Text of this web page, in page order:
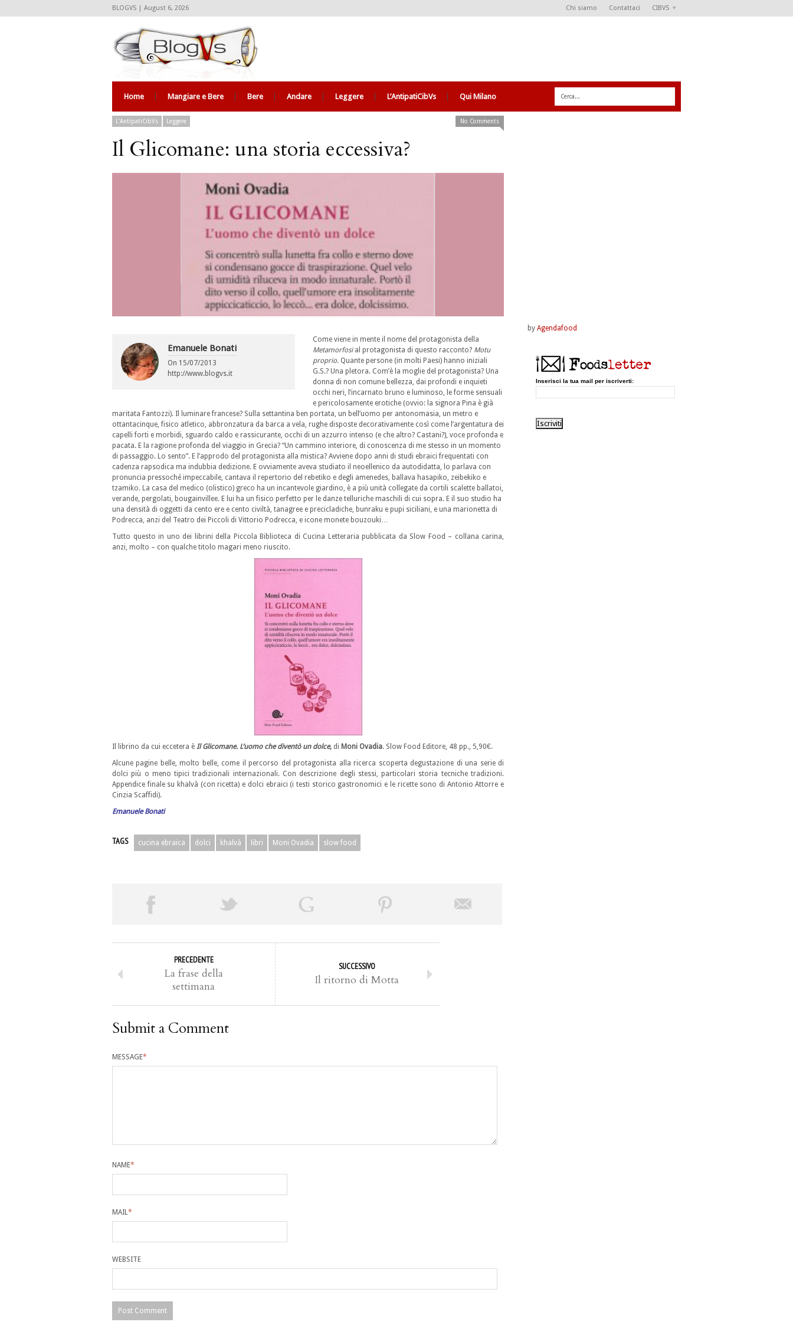
BLOGVS | August 6, 2026 Chi siamo Contattaci CIBVS
Home Mangiare e Bere Bere Andare Leggere L’AntipatiCibVs Qui Milano
L'AntipatiCibVs Leggere No Comments
Il Glicomane: una storia eccessiva?
Emanuele Bonati
On 15/07/2013
http://www.blogvs.it
Come viene in mente il nome del protagonista della
Metamorfosial protagonista di questo racconto? Motu
proprio. Quante persone (in molti Paesi) hanno iniziali
G.S.? Una pletora. Com’è la moglie del protagonista? Una
donna di non comune bellezza, dai profondi e inquieti
occhi neri, l’incarnato bruno e luminoso, le forme sensuali
e pericolosamente erotiche (ovvio: la signora Pina è già
maritata Fantozzi). Il luminare francese? Sulla settantina ben portata, un bell’uomo per antonomasia, un metro e
ottantacinque, fisico atletico, abbronzatura da barca a vela, rughe disposte decorativamente così come l’argentatura dei
capelli forti e morbidi, sguardo caldo e rassicurante, occhi di un azzurro intenso (e che altro? Castani?), voce profonda e
pacata. E la ragione profonda del viaggio in Grecia? “Un cammino interiore, di conoscenza di me stesso in un momento
di passaggio. Lo sento”. E l’approdo del protagonista alla mistica? Avviene dopo anni di studi ebraici frequentati con
cadenza rapsodica ma indubbia dedizione. E ovviamente aveva studiato il neoellenico da autodidatta, lo parlava con
pronuncia pressoché impeccabile, cantava il repertorio del rebetiko e degli amenedes, ballava hasapiko, zeibekiko e
tzamiko. La casa del medico (olistico) greco ha un incantevole giardino, è a più unità collegate da cortili scalette ballatoi,
verande, pergolati, bougainvillee. E lui ha un fisico perfetto per le danze telluriche maschili di cui sopra. E il suo studio ha
una densità di oggetti da cento ere e cento civiltà, tanagree e precicladiche, bunraku e pupi siciliani, e una marionetta di
Podrecca, anzi del Teatro dei Piccoli di Vittorio Podrecca, e icone monete bouzouki…
Tutto questo in uno dei librini della Piccola Biblioteca di Cucina Letteraria pubblicata da Slow Food – collana carina,
anzi, molto – con qualche titolo magari meno riuscito.
Il librino da cui eccetera è Il Glicomane. L’uomo che diventò un dolce, di Moni Ovadia. Slow Food Editore, 48 pp., 5,90€.
Alcune pagine belle, molto belle, come il percorso del protagonista alla ricerca scoperta degustazione di una serie di
dolci più o meno tipici tradizionali internazionali. Con descrizione degli stessi, particolari storia tecniche tradizioni.
Appendice finale su khalvà (con ricetta) e dolci ebraici (i testi storico gastronomici e le ricette sono di Antonio Attorre e
Cinzia Scaffidi).
Emanuele Bonati
TAGS cucina ebraica dolci khalvà libri Moni Ovadia slow food
PRECEDENTE
La frase della
settimana
SUCCESSIVO
Il ritorno di Motta
Submit a Comment
MESSAGE*
NAME*
MAIL*
WEBSITE
by Agendafood
Inserisci la tua mail per iscriverti: